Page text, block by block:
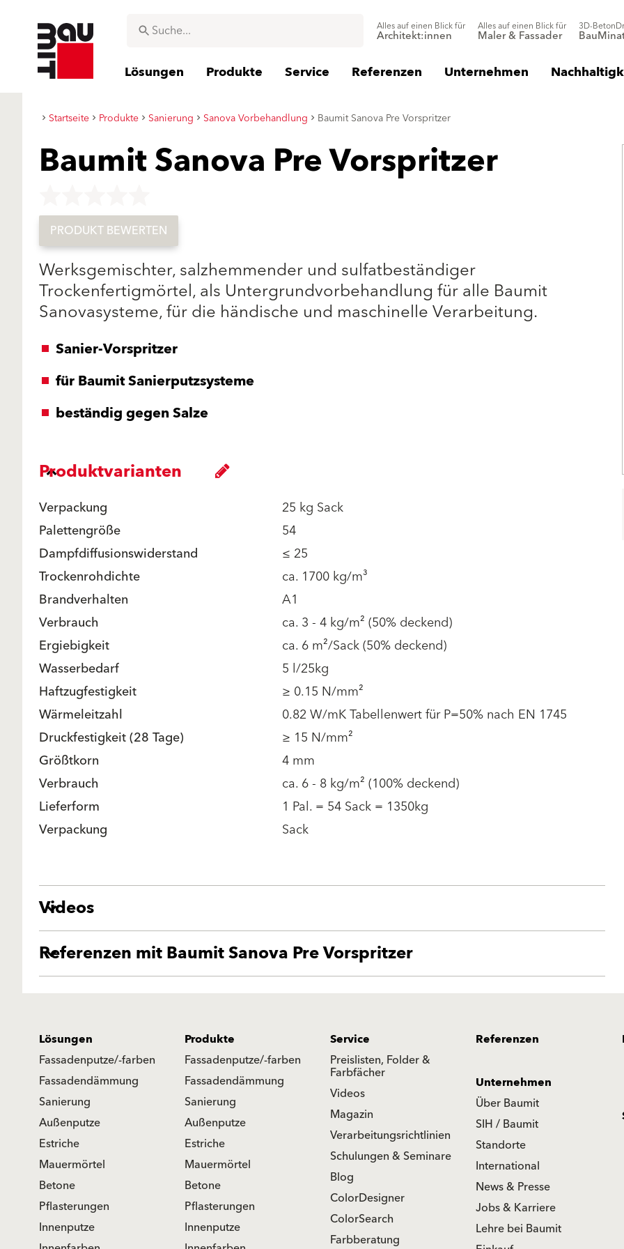
Alles auf einen Blick für
Architekt:innen
Alles auf einen Blick für
Maler & Fassader
3D-
Lösungen Produkte Service Referenzen Unternehmen
Startseite Produkte Sanierung Sanova Vorbehandlung Baumit Sanova Pre Vorspritzer
Baumit Sanova Pre Vorspritzer
PRODUKT BEWERTEN
Werksgemischter, salzhemmender und sulfatbeständiger
Trockenfertigmörtel, als Untergrundvorbehandlung für alle Baumit
Sanovasysteme, für die händische und maschinelle Verarbeitung.
Sanier-Vorspritzer
für Baumit Sanierputzsysteme
beständig gegen Salze
Produktvarianten
Verpackung
25 kg Sack
Palettengröße
54
Dampfdiffusionswiderstand
≤ 25
Trockenrohdichte
ca. 1700 kg/m³
Brandverhalten
A1
Verbrauch
ca. 3 - 4 kg/m² (50% deckend)
Ergiebigkeit
ca. 6 m²/Sack (50% deckend)
Wasserbedarf
5 l/25kg
Haftzugfestigkeit
≥ 0.15 N/mm²
Wärmeleitzahl
0.82 W/mK Tabellenwert für P=50% nach EN 1745
Druckfestigkeit (28 Tage)
≥ 15 N/mm²
Größtkorn
4 mm
Verbrauch
ca. 6 - 8 kg/m² (100% deckend)
Lieferform
1 Pal. = 54 Sack = 1350kg
Verpackung
Sack
Videos
Referenzen mit Baumit Sanova Pre Vorspritzer
Lösungen
Fassadenputze/-farben
Fassadendämmung
Sanierung
Außenputze
Estriche
Mauermörtel
Betone
Pflasterungen
Innenputze
Produkte
Fassadenputze/-farben
Fassadendämmung
Sanierung
Außenputze
Estriche
Mauermörtel
Betone
Pflasterungen
Innenputze
Service
Preislisten, Folder &
Farbfächer
Videos
Magazin
Verarbeitungsrichtlinien
Schulungen & Seminare
Blog
ColorDesigner
ColorSearch
Farbberatung
Referenzen
Unternehmen
Über Baumit
SIH / Baumit
Standorte
International
News & Presse
Jobs & Karriere
Lehre bei Baumit